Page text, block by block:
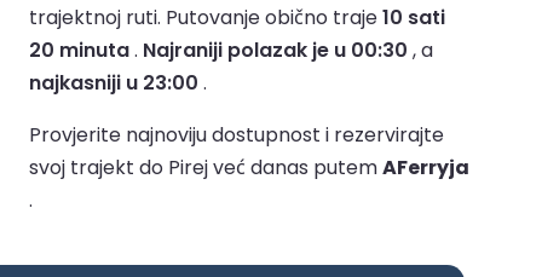
trajektnoj ruti. Putovanje obično traje10 sati
20 minuta. Najraniji polazak je u 00:30 , a
najkasniji u 23:00 .
Provjerite najnoviju dostupnost i rezervirajte
svoj trajekt do Pirej već danas putemAFerryja
.